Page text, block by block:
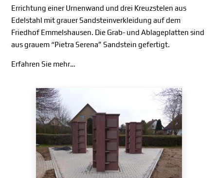
Errichtung einer Urnenwand und drei Kreuzstelen aus
Edelstahl mit grauer Sandsteinverkleidung auf dem
Friedhof Emmelshausen. Die Grab- und Ablageplatten sind
aus grauem “Pietra Serena” Sandstein gefertigt.
Erfahren Sie mehr…